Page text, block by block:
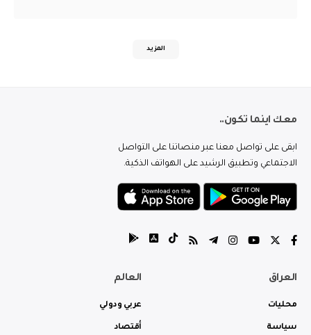
المزيد
معك اينما تكون..
ابقى على تواصل معنا عبر منصاتنا على التواصل
الاجتماعي وتطبيق الرشيد على الهواتف الذكية.
العراق
محليات
سياسة
العالم
عربي ودولي
أقتصاد